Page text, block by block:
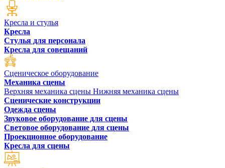
Кресла и стулья
Кресла
Стулья для персонала
Кресла для совещаний
Сценическое оборудование
Механика сцены
Верхняя механика сцены Нижняя механика сцены
Сценические конструкции
Одежда сцены
Звуковое оборудование для сцены
Световое оборудование для сцены
Проекционное оборудование
Кресла для сцены